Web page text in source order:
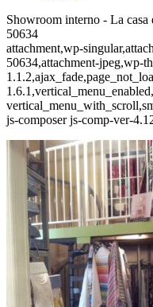
Showroom interno - La casa
50634
attachment,wp-
50634,attachment-jpeg,wp-
js-composer js-comp-ver-